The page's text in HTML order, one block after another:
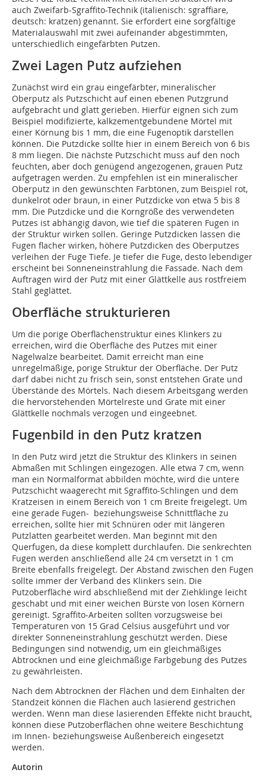
auch Zweifarb-Sgraffito-Technik (italienisch: sgraffiare,
deutsch: kratzen) genannt. Sie erfordert eine sorgfältige
Materialauswahl mit zwei aufeinander abgestimmten,
unterschiedlich eingefärbten Putzen.
Zwei Lagen Putz aufziehen
Zunächst wird ein grau eingefärbter, mineralischer
Oberputz als Putzschicht auf einen ebenen Putzgrund
aufgebracht und glatt gerieben. Hierfür eignen sich zum
Beispiel modifizierte, kalkzementgebundene Mörtel mit
einer Körnung bis 1 mm, die eine Fugenoptik darstellen
können. Die Putzdicke sollte hier in einem Bereich von 6 bis
8 mm liegen. Die nächste Putzschicht muss auf den noch
feuchten, aber doch genügend angezogenen, grauen Putz
aufgetragen werden. Zu empfehlen ist ein mineralischer
Oberputz in den gewünschten Farbtönen, zum Beispiel rot,
dunkelrot oder braun, in einer Putzdicke von etwa 5 bis 8
mm. Die Putzdicke und die Korngröße des verwendeten
Putzes ist abhängig davon, wie tief die späteren Fugen in
der Struktur wirken sollen. Geringe Putzdicken lassen die
Fugen flacher wirken, höhere Putzdicken des Oberputzes
verleihen der Fuge Tiefe. Je tiefer die Fuge, desto lebendiger
erscheint bei Sonneneinstrahlung die Fassade. Nach dem
Auftragen wird der Putz mit einer Glättkelle aus rostfreiem
Stahl geglättet.
Oberfläche strukturieren
Um die porige Oberflächenstruktur eines Klinkers zu
erreichen, wird die Oberfläche des Putzes mit einer
Nagelwalze bearbeitet. Damit erreicht man eine
unregelmäßige, porige Struktur der Oberfläche. Der Putz
darf dabei nicht zu frisch sein, sonst entstehen Grate und
Überstände des Mörtels. Nach diesem Arbeitsgang werden
die hervorstehenden Mörtelreste und Grate mit einer
Glättkelle nochmals verzogen und eingeebnet.
Fugenbild in den Putz kratzen
In den Putz wird jetzt die Struktur des Klinkers in seinen
Abmaßen mit Schlingen eingezogen. Alle etwa 7 cm, wenn
man ein Normalformat abbilden möchte, wird die untere
Putzschicht waagerecht mit Sgraffito-Schlingen und dem
Kratzeisen in einem Bereich von 1 cm Breite freigelegt. Um
eine gerade Fugen- beziehungsweise Schnittfläche zu
erreichen, sollte hier mit Schnüren oder mit längeren
Putzlatten gearbeitet werden. Man beginnt mit den
Querfugen, da diese komplett durchlaufen. Die senkrechten
Fugen werden anschließend alle 24 cm versetzt in 1 cm
Breite ebenfalls freigelegt. Der Abstand zwischen den Fugen
sollte immer der Verband des Klinkers sein. Die
Putzoberfläche wird abschließend mit der Ziehklinge leicht
geschabt und mit einer weichen Bürste von losen Körnern
gereinigt. Sgraffito-Arbeiten sollten vorzugsweise bei
Temperaturen von 15 Grad Celsius ausgeführt und vor
direkter Sonneneinstrahlung geschützt werden. Diese
Bedingungen sind notwendig, um ein gleichmäßiges
Abtrocknen und eine gleichmäßige Farbgebung des Putzes
zu gewährleisten.
Nach dem Abtrocknen der Flächen und dem Einhalten der
Standzeit können die Flächen auch lasierend gestrichen
werden. Wenn man diese lasierenden Effekte nicht braucht,
können diese Putzoberflächen ohne weitere Beschichtung
im Innen- beziehungsweise Außenbereich eingesetzt
werden.
Autorin